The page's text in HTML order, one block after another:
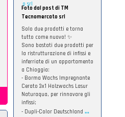
Foto dal post di TM
Tecnomercato srl
Solo due prodotti e torna
tutto come nuovo! ✨
Sono bastati due prodotti per
la ristrutturazione di infissi e
inferriate di un appartamento
a Chioggia:
- Borma Wachs Impregnante
Cerato 3x1 Holzwachs Lasur
Naturaqua, per rinnovare gli
infissi;
- Dupli-Color Deutschland ...